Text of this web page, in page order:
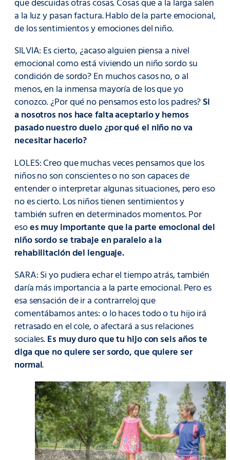
que descuidas otras cosas. Cosas que a la larga salen
a la luz y pasan factura. Hablo de la parte emocional,
de los sentimientos y emociones del niño.
SILVIA: Es cierto, ¿acaso alguien piensa a nivel
emocional como está viviendo un niño sordo su
condición de sordo? En muchos casos no, o al
menos, en la inmensa mayoría de los que yo
conozco. ¿Por qué no pensamos esto los padres?Si
a nosotros nos hace falta aceptarlo y hemos
pasado nuestro duelo ¿por qué el niño no va
necesitar hacerlo?
LOLES: Creo que muchas veces pensamos que los
niños no son conscientes o no son capaces de
entender o interpretar algunas situaciones, pero eso
no es cierto. Los niños tienen sentimientos y
también sufren en determinados momentos. Por
esoes muy importante que la parte emocional del
niño sordo se trabaje en paralelo a la
rehabilitación del lenguaje.
SARA: Si yo pudiera echar el tiempo atrás, también
daría más importancia a la parte emocional. Pero es
esa sensación de ir a contrarreloj que
comentábamos antes: o lo haces todo o tu hijo irá
retrasado en el cole, o afectará a sus relaciones
sociales.Es muy duro que tu hijo con seis años te
diga que no quiere ser sordo, que quiere ser
normal.